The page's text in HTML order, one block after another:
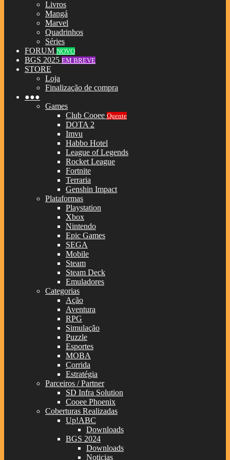
Livros
Mangá
Marvel
Quadrinhos
Séries
FORUM NOVO
BGS 2025 EM BREVE
STORE
Loja
Finalização de compra
●●●
Games
Club Cooee Quente
DOTA 2
Imvu
Habbo Hotel
League of Legends
Rocket League
Fortnite
Terraria
Genshin Impact
Plataformas
Playstation
Xbox
Nintendo
Epic Games
SEGA
Mobile
Steam
Steam Deck
Emuladores
Categorias
Ação
Aventura
RPG
Simulação
Puzzle
Esportes
MOBA
Corrida
Estratégia
Parceiros / Partner
SD Infra Solution
Cooee Phoenix
Coberturas Realizadas
Up!ABC
Downloads
BGS 2024
Downloads
Noticias